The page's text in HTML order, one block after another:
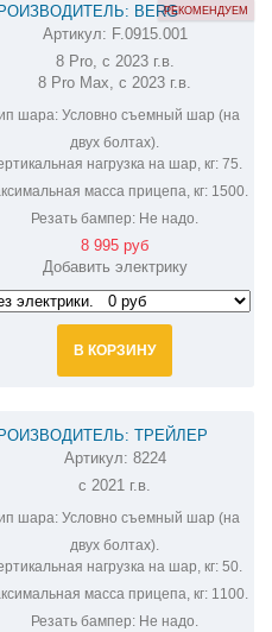
BERG
ФАРКОП НА CHERY TIGGO 8
F.0915.001
Артикул: F.0915.001
8 Pro, с 2023 г.в.
8 Pro Max, с 2023 г.в.
шара:Условно съемный шар (на
двух болтах).
нагрузка на шар, кг: 75.
масса прицепа, кг: 1500.
Резать бампер: Не надо.
РЕКОМЕНДУЕМ
8 995 руб
Добавить электрику
В КОРЗИНУ
ТРЕЙЛЕР
ФАРКОП НА CHERY TIGGO 8 PRO
8224
Артикул: 8224
с 2021 г.в.
шара:Условно съемный шар (на
двух болтах).
нагрузка на шар, кг: 50.
масса прицепа, кг: 1100.
Резать бампер: Не надо.